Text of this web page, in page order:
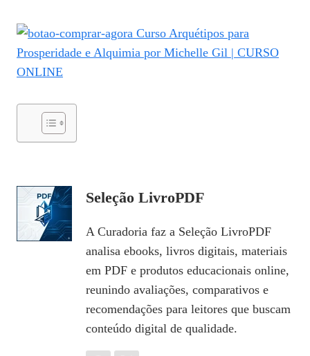
Seleção LivroPDF
A Curadoria faz a Seleção LivroPDF
analisa ebooks, livros digitais, materiais
em PDF e produtos educacionais online,
reunindo avaliações, comparativos e
recomendações para leitores que buscam
conteúdo digital de qualidade.